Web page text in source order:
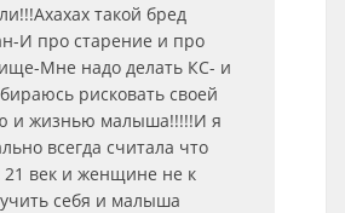
такой бред
И про старение и про
Мне надо делать КС- и
рисковать своей
и жизнью малыша!!!!!И я
всегда считала что
21 век и женщине не к
себя и малыша